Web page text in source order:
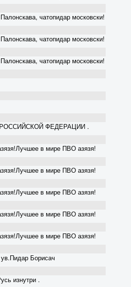
чатопидар московски!
чатопидар московски!
чатопидар московски!
ФЕДЕРАЦИИ .
в мире ПВО азязя!
в мире ПВО азязя!
в мире ПВО азязя!
в мире ПВО азязя!
в мире ПВО азязя!
Борисач
изнутри .